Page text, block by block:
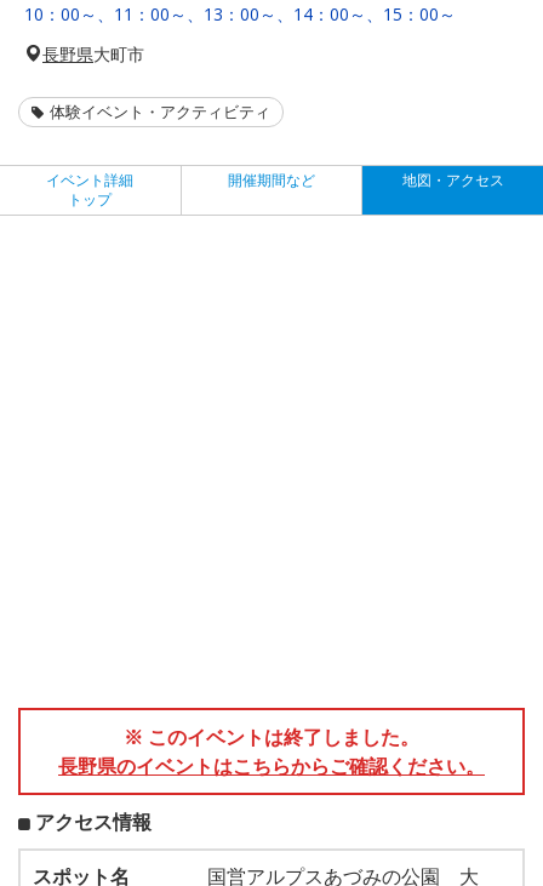
10：00～、11：00～、13：00～、14：00～、15：00～
長野県大町市
体験イベント・アクティビティ
イベント詳細
トップ
開催期間など 地図・アクセス
※ このイベントは終了しました。
長野県のイベントはこちらからご確認ください。
アクセス情報
スポット名
国営アルプスあづみの公園 大